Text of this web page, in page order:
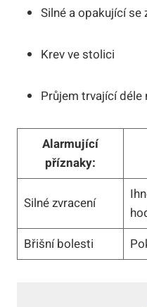
Silné a opakující se
Krev ve stolici
Průjem trvající déle
Alarmující
příznaky:
Silné zvracení
Břišní bolesti